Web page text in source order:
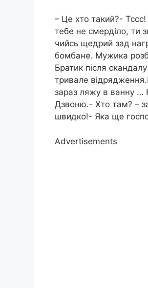
– Це хто такий?-
тебе не смерділо, ти
чийсь щедрий зад
бомбане. Мужика
Братик після
тривале
зараз ляжу в ванну …
Дзвоню.- Хто там? –
швидко!- Яка ще
Advertisements